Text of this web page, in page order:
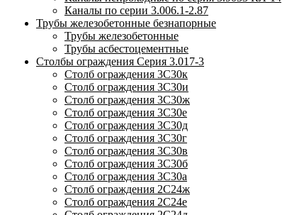
Каналы по серии 3.006.1-2.87
Трубы железобетонные безнапорные
Трубы железобетонные
Трубы асбестоцементные
Столбы ограждения Серия 3.017-3
Столб ограждения 3С30к
Столб ограждения 3С30и
Столб ограждения 3С30ж
Столб ограждения 3С30е
Столб ограждения 3С30д
Столб ограждения 3С30г
Столб ограждения 3С30в
Столб ограждения 3С30б
Столб ограждения 3С30а
Столб ограждения 2С24ж
Столб ограждения 2С24е